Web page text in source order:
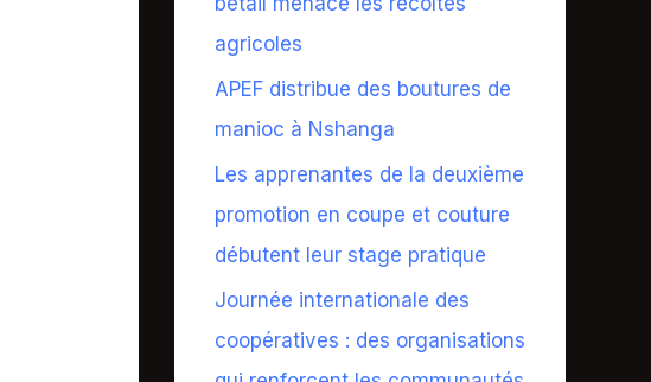
agricoles
APEF distribue des boutures de
manioc à Nshanga
Les apprenantes de la deuxième
promotion en coupe et couture
débutent leur stage pratique
Journée internationale des
coopératives : des organisations